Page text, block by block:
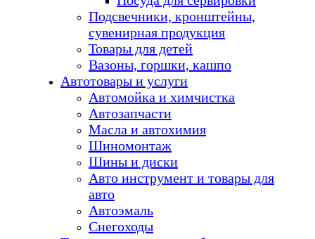
Подсвечники, кронштейны,
сувенирная продукция
Товары для детей
Вазоны, горшки, кашпо
Автотовары и услуги
Автомойка и химчистка
Автозапчасти
Масла и автохимия
Шиномонтаж
Шины и диски
Авто инструмент и товары для
авто
Автоэмаль
Снегоходы